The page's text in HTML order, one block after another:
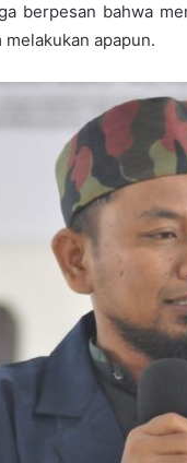
berpesan bahwa
apapun.